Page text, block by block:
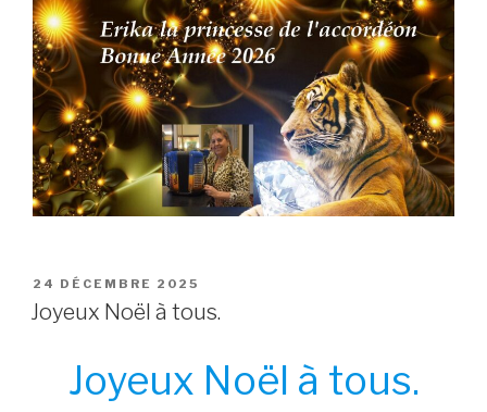
POSTED
ON
24 DÉCEMBRE 2025
Joyeux Noël à tous.
Joyeux Noël à tous.